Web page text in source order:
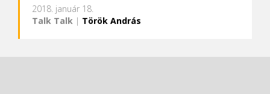
2018. január 18.
Talk Talk | Török András